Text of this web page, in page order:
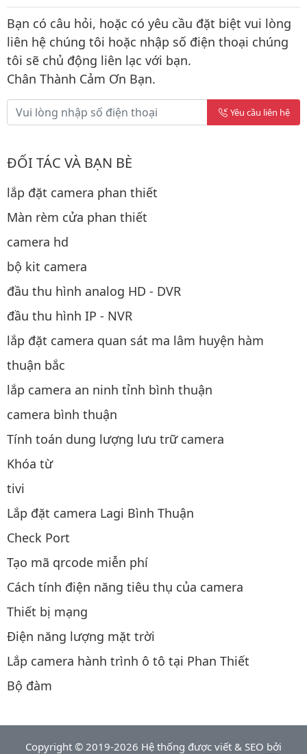
Bạn có câu hỏi, hoặc có yêu cầu đặt biệt vui lòng
liên hệ chúng tôi hoặc nhập số điện thoại chúng
tôi sẽ chủ động liên lạc với bạn.
Chân Thành Cảm Ơn Bạn.
Yêu cầu liên hệ
ĐỐI TÁC VÀ BẠN BÈ
lắp đặt camera phan thiết
Màn rèm cửa phan thiết
camera hd
bộ kit camera
đầu thu hình analog HD - DVR
đầu thu hình IP - NVR
lắp đặt camera quan sát ma lâm huyện hàm
thuận bắc
lắp camera an ninh tỉnh bình thuận
camera bình thuận
Tính toán dung lượng lưu trữ camera
Khóa từ
tivi
Lắp đặt camera Lagi Bình Thuận
Check Port
Tạo mã qrcode miễn phí
Cách tính điện năng tiêu thụ của camera
Thiết bị mạng
Điện năng lượng mặt trời
Lắp camera hành trình ô tô tại Phan Thiết
Bộ đàm
Copyright © 2019-2026 Hệ thống được viết & SEO bởi